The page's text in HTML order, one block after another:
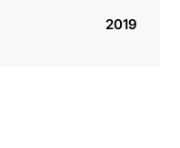
2019